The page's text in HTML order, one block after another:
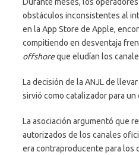
obstáculos inconsistentes al
en la App Store de Apple,
compitiendo en desventaja
offshoreque eludían los
La decisión de la ANJL de
sirvió como catalizador para un
La asociación argumentó que
autorizados de los canales
era contraproducente para los